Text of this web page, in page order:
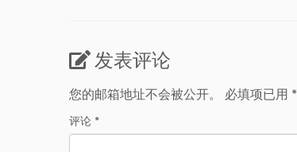
发表评论
您的邮箱地址不会被公开。 必填项已用 *
评论 *